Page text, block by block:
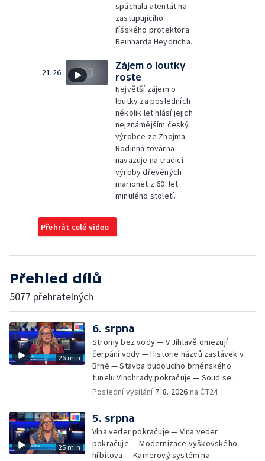
spáchala atentát na
zastupujícího
říšského protektora
Reinharda Heydricha.
21:26
Zájem o loutky
roste
Největší zájem o
loutky za posledních
několik let hlásí jejich
nejznámějším český
výrobce ze Znojma.
Rodinná továrna
navazuje na tradici
výroby dřevěných
marionet z 60. let
minulého století.
Přehrát celé video
Přehled dílů
5077 přehratelných
26 min
6. srpna
Stromy bez vody — V Jihlavě omezují
čerpání vody — Historie názvů zastávek v
Brně — Stavba budoucího brněnského
tunelu Vinohrady pokračuje — Soud se
žhářem zlínského baru — Odložení bourání
Czech Rally Zlín — Začal 7. ročník festivalu
Pop Messe — Přestavba mostu v Hodoníně
— Fenomén památníčků
Poslední vysílání 7. 8. 2026 na ČT24
25 min
5. srpna
Vlna veder pokračuje — Vlna veder
pokračuje — Modernizace vyškovského
hřbitova — Kamerový systém na